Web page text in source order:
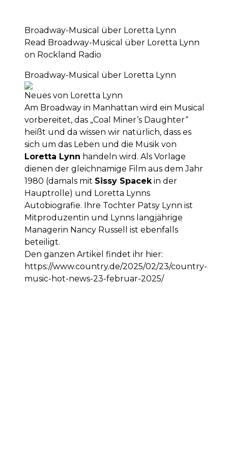
Broadway-Musical über Loretta Lynn
Read Broadway-Musical über Loretta Lynn
on Rockland Radio
Broadway-Musical über Loretta Lynn
Neues von Loretta Lynn
Am Broadway in Manhattan wird ein Musical
vorbereitet, das „Coal Miner’s Daughter“
heißt und da wissen wir natürlich, dass es
sich um das Leben und die Musik von
Loretta Lynn handeln wird. Als Vorlage
dienen der gleichnamige Film aus dem Jahr
1980 (damals mit Sissy Spacekin der
Hauptrolle) und Loretta Lynns
Autobiografie. Ihre Tochter Patsy Lynn ist
Mitproduzentin und Lynns langjährige
Managerin Nancy Russell ist ebenfalls
beteiligt.
Den ganzen Artikel findet ihr hier:
https://www.country.de/2025/02/23/country-
music-hot-news-23-februar-2025/